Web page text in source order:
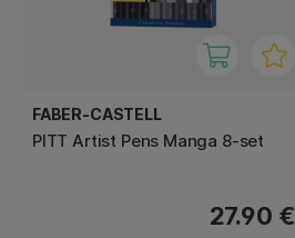
FABER-CASTELL
PITT Artist Pens Manga 8-set
27.90 €